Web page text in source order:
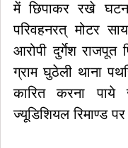
में छिपाकर रखे
परिवहनरत् मोटर
आरोपी दुर्गेश राजपूत
ग्राम घुठेली थाना
कारित करना पाये
ज्यूडिशियल रिमाण्ड